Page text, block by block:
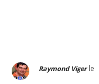
Raymond Vigerle